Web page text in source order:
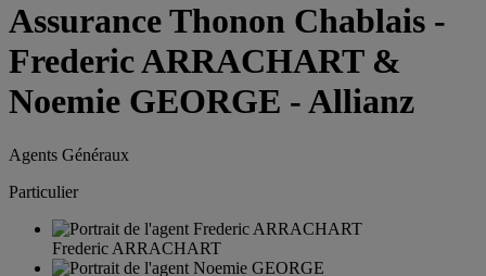
Assurance Thonon Chablais -
Frederic ARRACHART &
Noemie GEORGE - Allianz
Agents Généraux
Particulier
Frederic ARRACHART